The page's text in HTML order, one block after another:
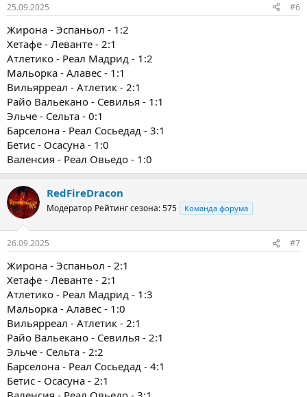
25.09.2025 #6
Жирона - Эспаньол - 1:2
Хетафе - Леванте - 2:1
Атлетико - Реал Мадрид - 1:2
Мальорка - Алавес - 1:1
Вильярреал - Атлетик - 2:1
Райо Вальекано - Севилья - 1:1
Эльче - Сельта - 0:1
Барселона - Реал Сосьедад - 3:1
Бетис - Осасуна - 1:0
Валенсия - Реал Овьедо - 1:0
RedFireDracon
Модератор Рейтинг сезона: 575 Команда форума
26.09.2025 #7
Жирона - Эспаньол - 2:1
Хетафе - Леванте - 2:1
Атлетико - Реал Мадрид - 1:3
Мальорка - Алавес - 1:0
Вильярреал - Атлетик - 2:1
Райо Вальекано - Севилья - 2:1
Эльче - Сельта - 2:2
Барселона - Реал Сосьедад - 4:1
Бетис - Осасуна - 2:1